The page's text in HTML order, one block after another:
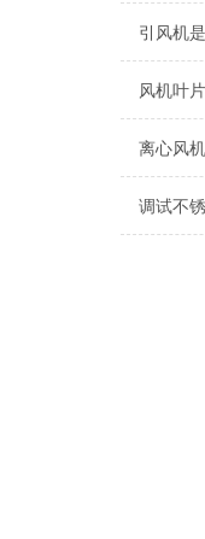
风机叶
调试不